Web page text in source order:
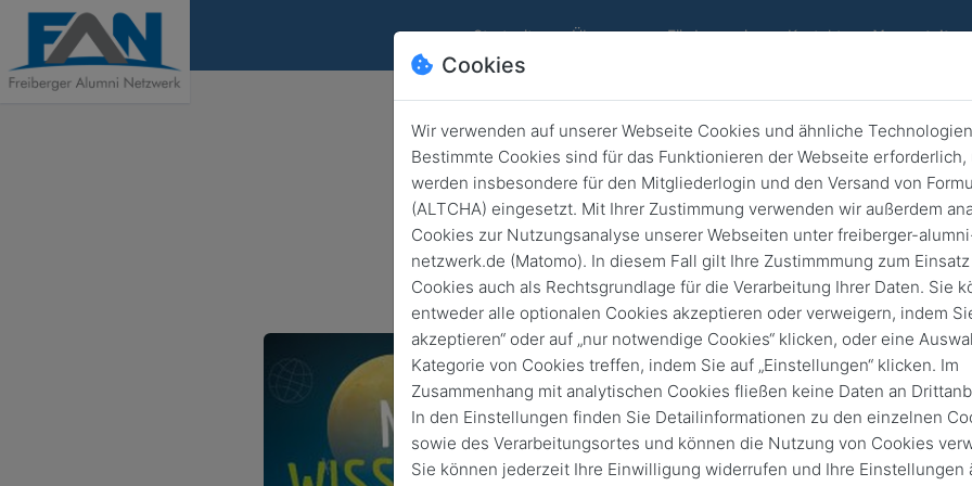
Startseite Über uns Förderverein Kontakt
Freiberg
Nacht der Wissenschaft und
12. Juni 2026 von 18:00 23:55
Vergangene
Cookies
Wir verwenden auf unserer Webseite Cookies und ähnliche
Bestimmte Cookies sind für das Funktionieren der Webseite erforderlich,
werden insbesondere für den Mitgliederlogin und den Versand von
(ALTCHA) eingesetzt. Mit Ihrer Zustimmung verwenden wir außerdem
Cookies zur Nutzungsanalyse unserer Webseiten unter freiberger-
netzwerk.de (Matomo). In diesem Fall gilt Ihre Zustimmmung zum
Cookies auch als Rechtsgrundlage für die Verarbeitung Ihrer Daten. Sie
entweder alle optionalen Cookies akzeptieren oder verweigern, indem
akzeptieren“ oder auf „nur notwendige Cookies“ klicken, oder eine
Kategorie von Cookies treffen, indem Sie auf „Einstellungen“ klicken. Im
Zusammenhang mit analytischen Cookies fließen keine Daten an
In den Einstellungen finden Sie Detailinformationen zu den einzelnen
sowie des Verarbeitungsortes und können die Nutzung von Cookies
Sie können jederzeit Ihre Einwilligung widerrufen und Ihre Einstellungen